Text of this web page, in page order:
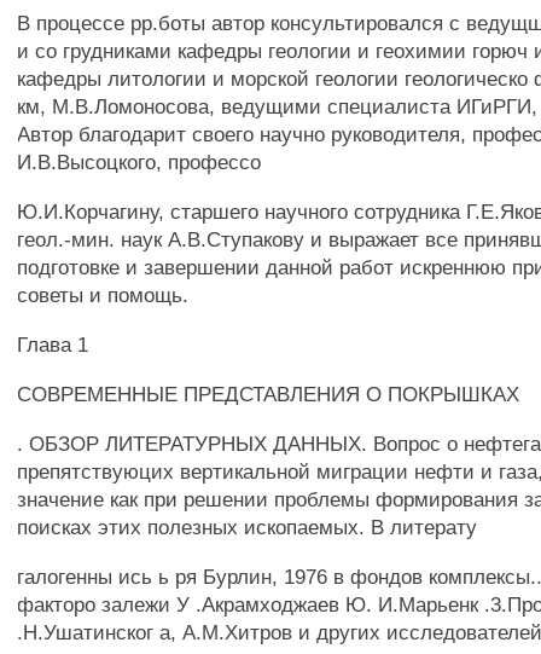
В процессе рр.боты автор консультировался с
и со грудниками кафедры геологии и геохимии горюч
кафедры литологии и морской геологии геологическо
км, М.В.Ломоносова, ведущими специалиста
Автор благодарит своего научно руководителя,
И.В.Высоцкого, профессо
Ю.И.Корчагину, старшего научного сотрудника
геол.-мин. наук А.В.Ступакову и выражает все
подготовке и завершении данной работ искреннюю
советы и помощь.
Глава 1
СОВРЕМЕННЫЕ ПРЕДСТАВЛЕНИЯ О ПОКРЫШКАХ
. ОБЗОР ЛИТЕРАТУРНЫХ ДАННЫХ. Вопрос о
препятствуюцих вертикальной миграции нефти и
значение как при решении проблемы формирования
поисках этих полезных ископаемых. В литерату
галогенны ись ь ря Бурлин, 1976 в фондов
факторо залежи У .Акрамходжаев Ю. И.Марьенк
.Н.Ушатинског а, А.М.Хитров и других